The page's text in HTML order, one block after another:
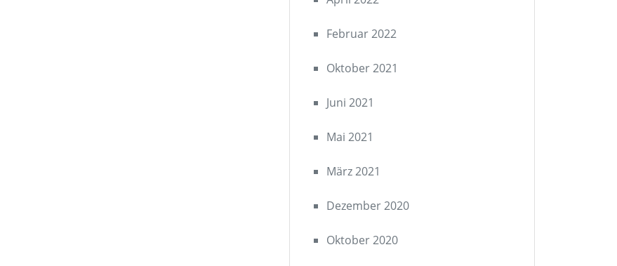
Februar 2022
Oktober 2021
Juni 2021
Mai 2021
März 2021
Dezember 2020
Oktober 2020